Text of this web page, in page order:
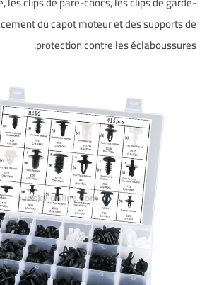
du capot moteur et des supports de
protection contre les éclaboussures.